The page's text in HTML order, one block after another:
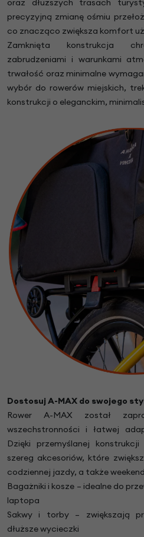
oraz dłuższych trasach
precyzyjną zmianę ośmiu
co znacząco zwiększa komfort
Zamknięta konstrukcja
zabrudzeniami i warunkami
trwałość oraz minimalne
wybór do rowerów miejskich,
konstrukcji o eleganckim,
Dostosuj A-MAX do swojego
Rower A-MAX został
wszechstronności i łatwej
Dzięki przemyślanej
szereg akcesoriów, które
codziennej jazdy, a także
Bagażniki i kosze – idealne do
laptopa
Sakwy i torby – zwiększają
dłuższe wycieczki